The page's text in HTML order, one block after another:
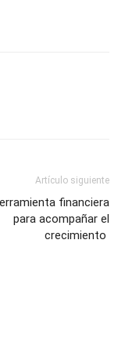
Artículo siguiente
financiera
para acompañar el
crecimiento